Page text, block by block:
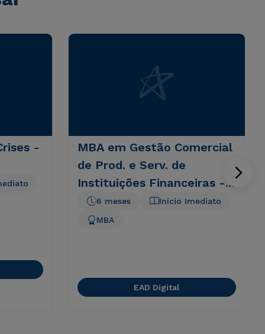
-
MBA em Gestão Comercial
de Prod. e Serv. de
Instituições Financeiras - 6
meses
Início Imediato
6 meses
MBA
EAD Digital